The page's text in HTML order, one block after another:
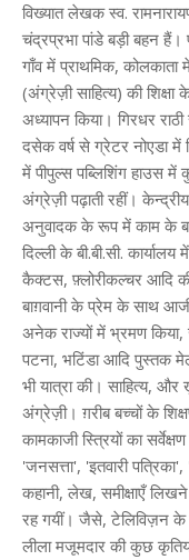
विख्यात लेखक स्व.
चंद्रप्रभा पांडे बड़ी बहन
गाँव में प्राथमिक, कोलकाता में
(अंग्रेज़ी साहित्य) की शिक्षा
अध्यापन किया। गिरधर
दसेक वर्ष से ग्रेटर नोएडा में
में पीपुल्स पब्लिशिंग हाउस
अंग्रेज़ी पढ़ाती रहीं।
अनुवादक के रूप में काम के
दिल्ली के बी.बी.सी.
कैक्टस, फ़्लोरीकल्चर आदि
बाग़वानी के प्रेम के साथ
अनेक राज्यों में भ्रमण
पटना, भटिंडा आदि पुस्तक
भी यात्रा की। साहित्य, और
अंग्रेज़ी। ग़रीब बच्चों के
कामकाजी स्त्रियों का
'जनसत्ता', 'इतवारी
कहानी, लेख, समीक्षाएँ
रह गयीं। जैसे, टेलिविज़न के
लीला मजूमदार की कुछ